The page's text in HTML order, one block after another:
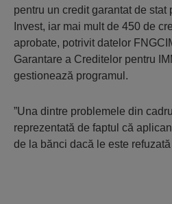
pentru un credit garantat de stat
Invest, iar mai mult de 450 de
aprobate, potrivit datelor
Garantare a Creditelor pentru
gestionează programul.
”Una dintre problemele din
reprezentată de faptul că
de la bănci dacă le este